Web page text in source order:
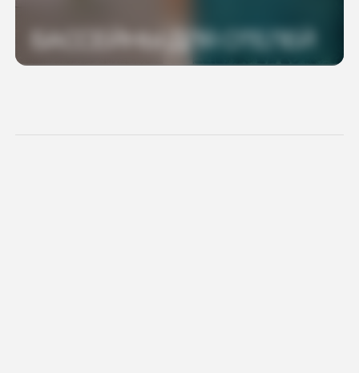
БАССЕЙНЫ ДЛЯ ОТЕЛЕЙ